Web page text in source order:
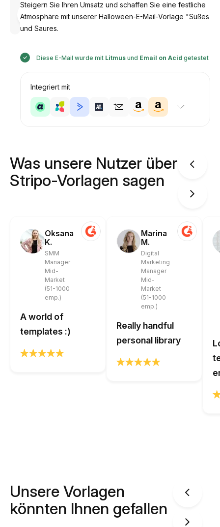
Entworfen
von
Anastasiia
Steigern Sie Ihren Umsatz und schaffen Sie eine festliche
Atmosphäre mit unserer Halloween-E-Mail-Vorlage "Süßes
und Saures.
Diese E-Mail wurde mit Litmus und Email on Acid getestet
Integriert mit
Was unsere Nutzer über
Stripo-Vorlagen sagen
Oksana
K.
SMM
Manager
Mid-
Market
(51-1000
emp.)
A world of
templates :)
Marina
M.
Digital
Marketing
Manager
Mid-
Market
(51-1000
emp.)
Really handful
personal library
Unsere Vorlagen
könnten Ihnen gefallen